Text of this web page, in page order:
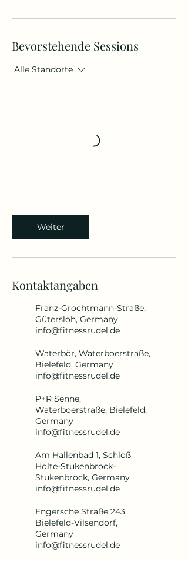
Bevorstehende Sessions
Alle Standorte
Weiter
Kontaktangaben
Franz-Grochtmann-Straße,
Gütersloh, Germany
info@fitnessrudel.de
Waterbör, Waterboerstraße,
Bielefeld, Germany
info@fitnessrudel.de
P+R Senne,
Waterboerstraße, Bielefeld,
Germany
info@fitnessrudel.de
Am Hallenbad 1, Schloß
Holte-Stukenbrock-
Stukenbrock, Germany
info@fitnessrudel.de
Engersche Straße 243,
Bielefeld-Vilsendorf,
Germany
info@fitnessrudel.de